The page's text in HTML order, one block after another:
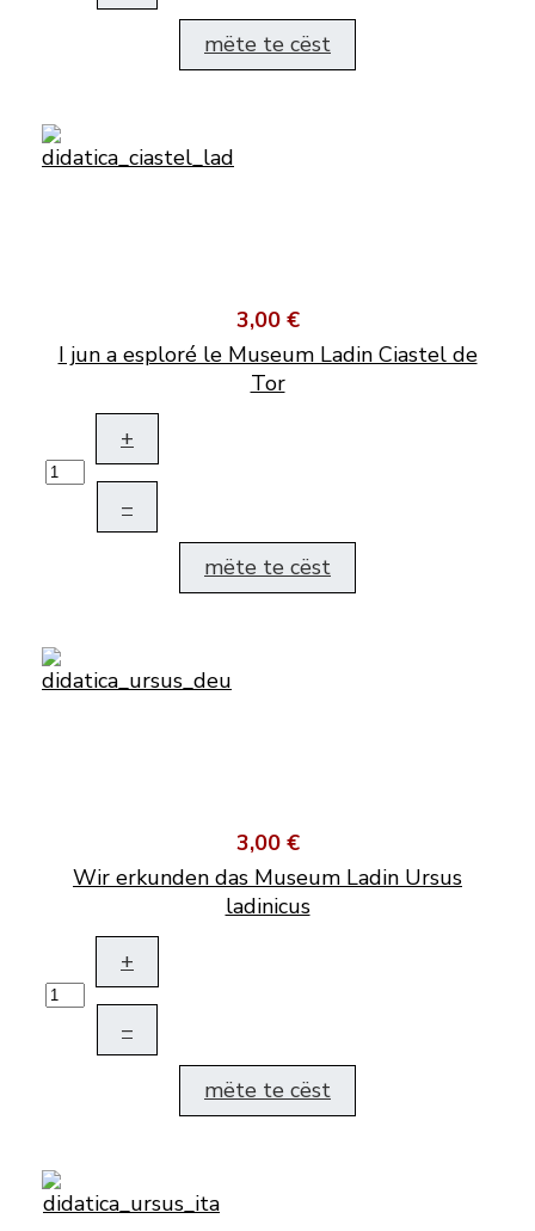
mëte te cëst
3,00 €
I jun a esploré le Museum Ladin Ciastel de
Tor
+
–
mëte te cëst
3,00 €
Wir erkunden das Museum Ladin Ursus
ladinicus
+
–
mëte te cëst